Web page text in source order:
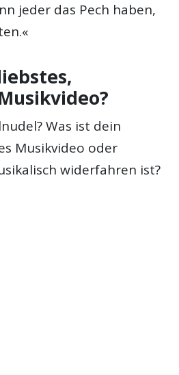
jeder das Pech haben,
Was ist dein
Musikvideo oder
widerfahren ist?